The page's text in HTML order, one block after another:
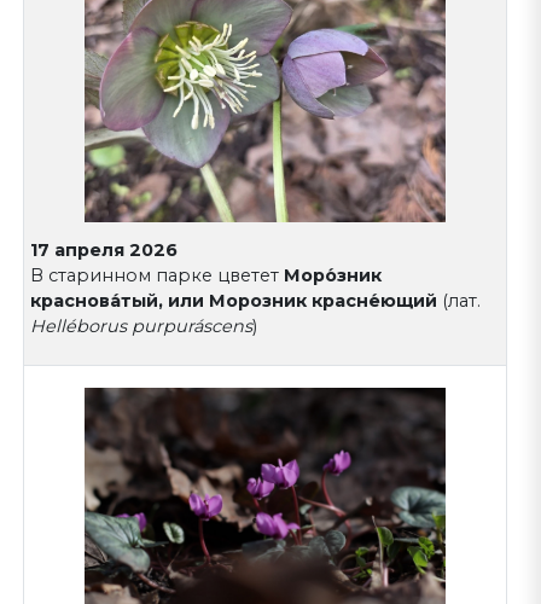
17 апреля 2026
В старинном парке цветет Моро́зник
краснова́тый, или Морозник красне́ющий (лат.
Helléborus purpuráscens)